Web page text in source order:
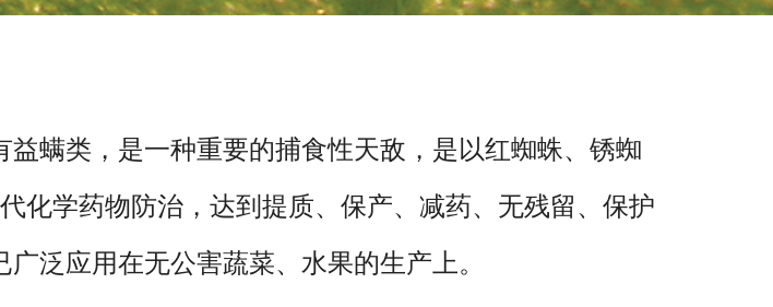
螨类，是一种重要的捕食性天敌，是以红蜘蛛、锈蜘
化学药物防治，达到提质、保产、减药、无残留、保护
泛应用在无公害蔬菜、水果的生产上。